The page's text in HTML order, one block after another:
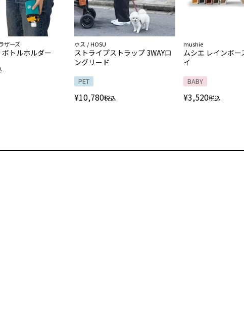
ザーズ
トルホルダー
ホス / HOSU
ストライプストラップ 3WAYロ
ングリード
PET
¥10,780税込
mushie
ムシエ レインボ
イ
BABY
¥3,520税込